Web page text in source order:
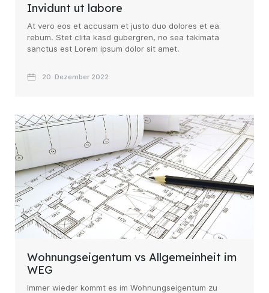
Invidunt ut labore
At vero eos et accusam et justo duo dolores et ea
rebum. Stet clita kasd gubergren, no sea takimata
sanctus est Lorem ipsum dolor sit amet.
20. Dezember 2022
Wohnungseigentum vs Allgemeinheit im
WEG
Immer wieder kommt es im Wohnungseigentum zu